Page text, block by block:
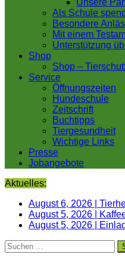
Als Schule
Besondere
Mit einem
Unterstützung
Shop
Shop –
Service
Öffnungszeiten
Hundeschule
Zeitschrift
Buchtipps
Tiergesundheit
Wichtige Links
Presse
Jobangebote
Aktuelles:
August 6, 2026
August 5, 2026
August 5, 2026
Suchen
nach: